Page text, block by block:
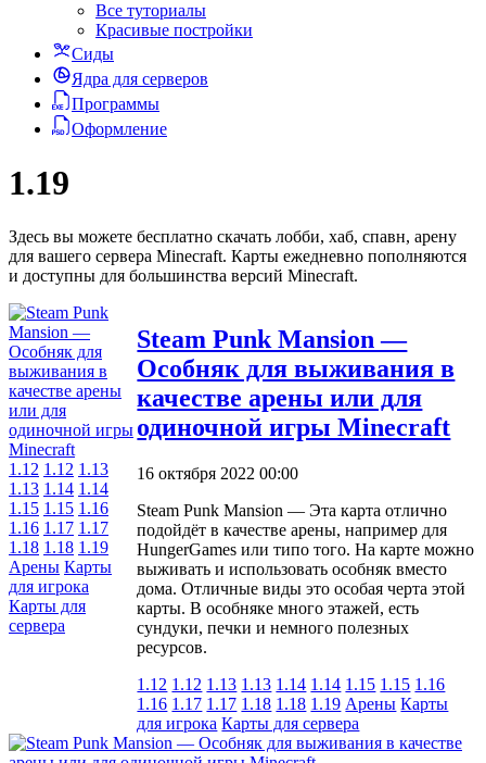
Все туториалы
Красивые постройки
Сиды
Ядра для серверов
Программы
Оформление
1.19
Здесь вы можете бесплатно скачать лобби, хаб, спавн, арену
для вашего сервера Minecraft. Карты ежедневно пополняются
и доступны для большинства версий Minecraft.
1.12 1.12 1.13
1.13 1.14 1.14
1.15 1.15 1.16
1.16 1.17 1.17
1.18 1.18 1.19
Арены Карты
для игрока
Карты для
сервера
Steam Punk Mansion —
Особняк для выживания в
качестве арены или для
одиночной игры Minecraft
16 октября 2022 00:00
Steam Punk Mansion — Эта карта отлично
подойдёт в качестве арены, например для
HungerGames или типо того. На карте можно
выживать и использовать особняк вместо
дома. Отличные виды это особая черта этой
карты. В особняке много этажей, есть
сундуки, печки и немного полезных
ресурсов.
1.12 1.12 1.13 1.13 1.14 1.14 1.15 1.15 1.16
1.16 1.17 1.17 1.18 1.18 1.19 Арены Карты
для игрока Карты для сервера